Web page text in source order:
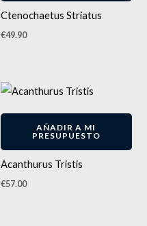
Ctenochaetus Striatus
€49.90
AÑADIR A MI
PRESUPUESTO
Acanthurus Tristis
€57.00